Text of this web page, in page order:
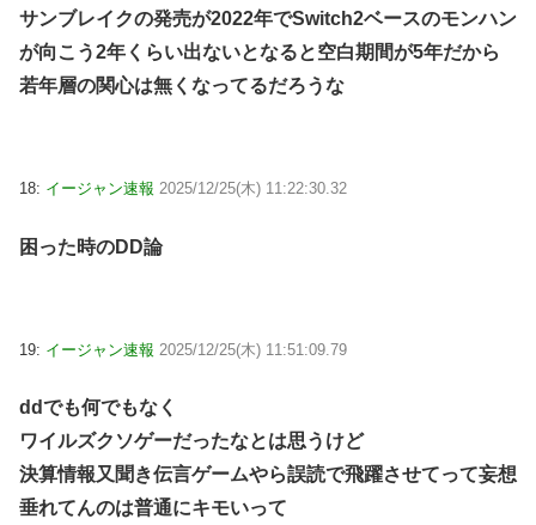
サンブレイクの発売が2022年でSwitch2ベースのモンハン
が向こう2年くらい出ないとなると空白期間が5年だから
若年層の関心は無くなってるだろうな
18: イージャン速報 2025/12/25(木) 11:22:30.32
困った時のDD論
19: イージャン速報 2025/12/25(木) 11:51:09.79
ddでも何でもなく
ワイルズクソゲーだったなとは思うけど
決算情報又聞き伝言ゲームやら誤読で飛躍させてって妄想
垂れてんのは普通にキモいって